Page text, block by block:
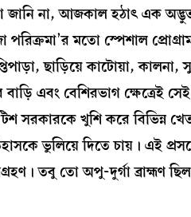
জানি না, আজকাল হঠাৎ এক
পরিক্রমা’র মতো স্পেশাল
ছাড়িয়ে কাটোয়া,
এবং বেশিরভাগ ক্ষেত্রেই সেই
সরকারকে খুশি করে বিভিন্ন
ভুলিয়ে দিতে চায়। এই
তবু তো অপু-দুর্গা ব্রাহ্মণ